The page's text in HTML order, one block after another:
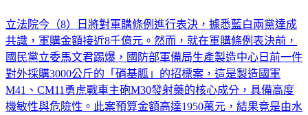
立法院今（8）日將對軍購條例進行表決，據悉藍白兩黨達成
共識，軍購金額接近8千億元。然而，就在軍購條例表決前，
國民黨立委馬文君踢爆，國防部軍備局生產製造中心日前一件
對外採購3000公斤的「硝基胍」的招標案，這是製造國軍
M41、CM11勇虎戰車主砲M30發射藥的核心成分，具備高度